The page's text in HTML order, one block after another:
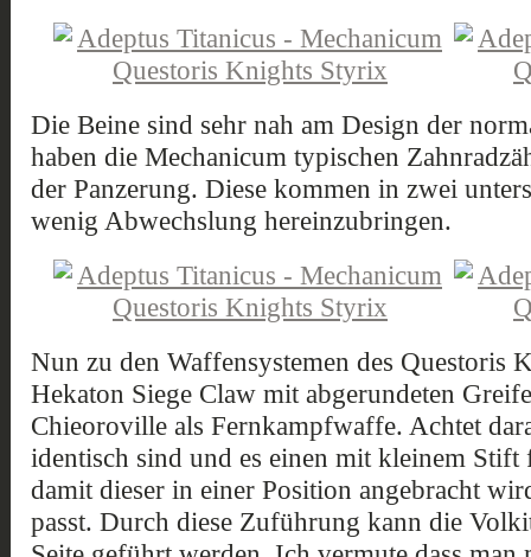
Die Beine sind sehr nah am Design der
haben die Mechanicum typischen
der Panzerung. Diese kommen in zwei
wenig Abwechslung hereinzubringen.
Nun zu den Waffensystemen des Questoris
Hekaton Siege Claw mit abgerundeten
Chieoroville als Fernkampfwaffe. Achtet
identisch sind und es einen mit kleinem
damit dieser in einer Position angebracht
passt. Durch diese Zuführung kann die